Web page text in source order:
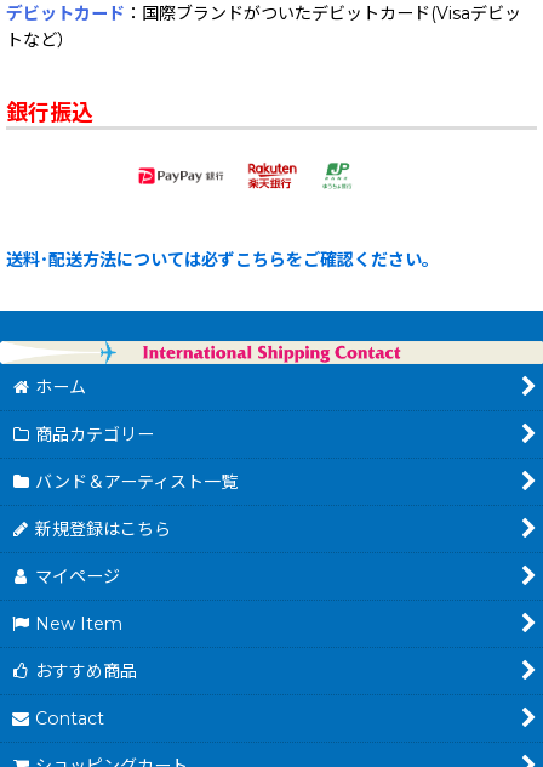
デビットカード ：国際ブランドがついたデビットカード(Visaデビッ
トなど）
銀行振込
送料･配送方法については必ずこちらをご確認ください。
ホーム
商品カテゴリー
バンド＆アーティスト一覧
新規登録はこちら
マイページ
New Item
おすすめ商品
Contact